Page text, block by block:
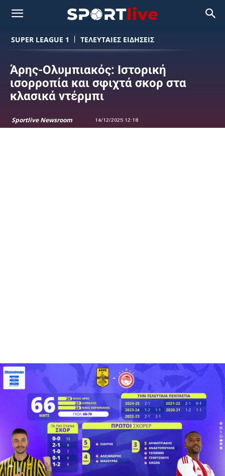
SUPER LEAGUE 1 ΤΕΛΕΥΤΑΙΕΣ ΕΙΔΗΣΕΙΣ
Άρης-Ολυμπιακός: Ιστορική
ισορροπία και σφιχτά σκορ στα
κλασικά ντέρμπι
Sportlive Newsroom 14/12/2025 12:18